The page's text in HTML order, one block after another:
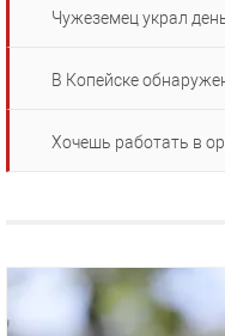
Чужеземец украл
В Копейске
Хочешь работать в